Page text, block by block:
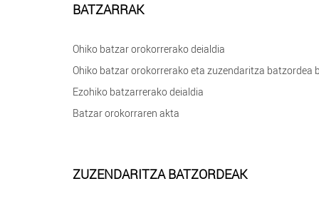
BATZARRAK
Ohiko batzar orokorrerako deialdia
Ohiko batzar orokorrerako eta zuzendaritza batzordea
Ezohiko batzarrerako deialdia
Batzar orokorraren akta
ZUZENDARITZA BATZORDEAK